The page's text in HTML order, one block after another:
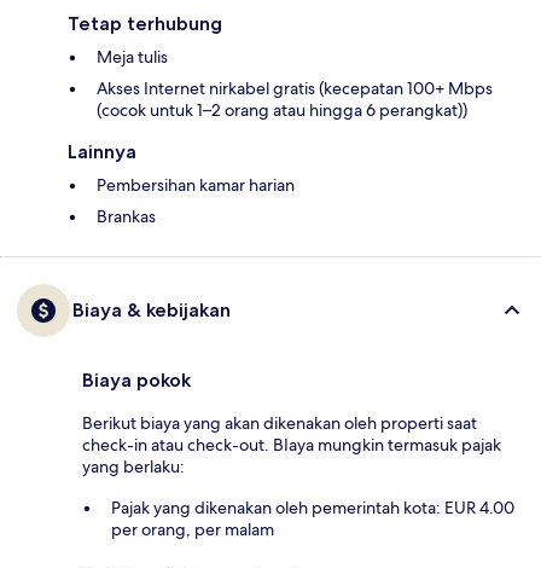
Tetap terhubung
Meja tulis
Akses Internet nirkabel gratis (kecepatan 100+ Mbps
(cocok untuk 1–2 orang atau hingga 6 perangkat))
Lainnya
Pembersihan kamar harian
Brankas
Biaya & kebijakan
Biaya pokok
Berikut biaya yang akan dikenakan oleh properti saat
check-in atau check-out. BIaya mungkin termasuk pajak
yang berlaku:
Pajak yang dikenakan oleh pemerintah kota: EUR 4.00
per orang, per malam